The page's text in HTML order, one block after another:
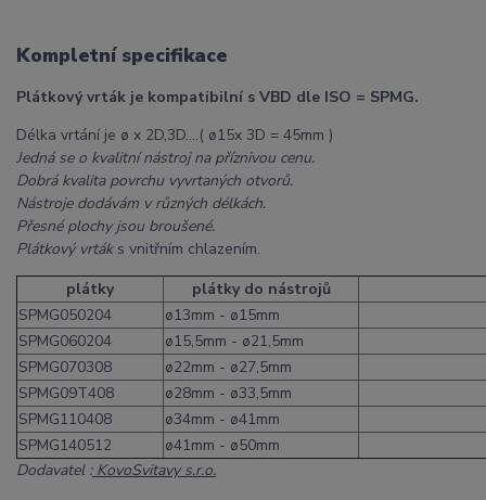
Kompletní specifikace
Plátkový vrták je kompatibilní s VBD dle ISO = SPMG.
Délka vrtání je ø x 2D,3D....( ø15x 3D = 45mm )
Jedná se o kvalitní nástroj na příznivou cenu.
Dobrá kvalita povrchu vyvrtaných otvorů.
Nástroje dodávám v různých délkách.
Přesné plochy jsou broušené.
Plátkový vrtáks vnitřním chlazením.
plátky
plátky do nástrojů
SPMG050204
ø13mm - ø15mm
SPMG060204
ø15,5mm - ø21,5mm
SPMG070308
ø22mm - ø27,5mm
SPMG09T408
ø28mm - ø33,5mm
SPMG110408
ø34mm - ø41mm
SPMG140512
ø41mm - ø50mm
Dodavatel :KovoSvitavy s.r.o.